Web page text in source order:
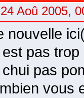
Aoû 2005,
nouvelle
pas
pas
vous